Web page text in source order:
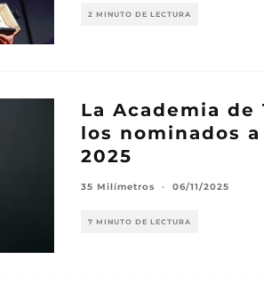
2 MINUTO DE LECTURA
La Academia
los nominados
2025
35 Milímetros · 06/11/2025
7 MINUTO DE LECTURA